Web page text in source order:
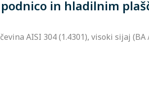
podnico in hladilnim
AISI 304 (1.4301), visoki sijaj